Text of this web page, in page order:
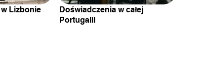
Lizbonie
Doświadczenia w całej
Portugalii